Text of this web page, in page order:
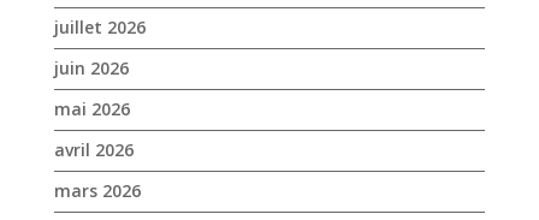
juillet 2026
juin 2026
mai 2026
avril 2026
mars 2026